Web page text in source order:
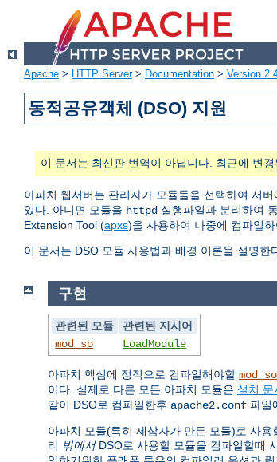
Apache > HTTP Server> Documentation > Version
동적공유객체 (DSO) 지원
이 문서는 최신판 번역이 아닙니다. 최근에 변
아파치 웹서버는 관리자가 모듈들을 선택하여 서
있다. 아니면 모듈을 httpd 실행파일과 분리하여
Extension Tool (apxs)을 사용하여 나중에 컴파일
이 문서는 DSO 모듈 사용법과 배경 이론을 설명한
구현
관련된 모듈
관련된 지시어
mod_so
LoadModule
아파치 핵심에 정적으로 컴파일해야할
이다. 실제로 다른 모든 아파치 모듈은 설치 문
같이 DSO로 컴파일한후 apache2.conf 파일
아파치 모듈(특히 제삼자가 만든 모듈)로 사용
리 밖에서DSO로 사용할 모듈을 컴파일할때